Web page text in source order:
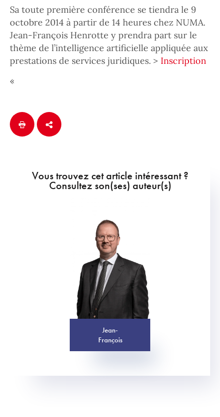
Sa toute première conférence se tiendra le 9
octobre 2014 à partir de 14 heures chez NUMA.
Jean-François Henrotte y prendra part sur le
thème de l’intelligence artificielle appliquée aux
prestations de services juridiques. > Inscription
«
Vous trouvez cet article intéressant ?
Consultez son(ses) auteur(s)
Jean-
François